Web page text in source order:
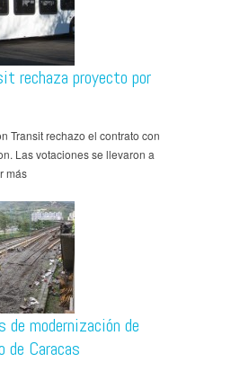
rechaza proyecto por
Transit rechazo el contrato con
Las votaciones se llevaron a
más
de modernización de
de Caracas